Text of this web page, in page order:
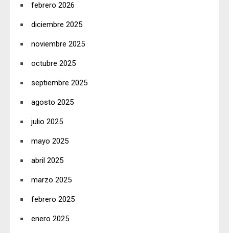
febrero 2026
diciembre 2025
noviembre 2025
octubre 2025
septiembre 2025
agosto 2025
julio 2025
mayo 2025
abril 2025
marzo 2025
febrero 2025
enero 2025